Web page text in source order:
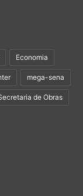
Economia
mega-sena
de Obras